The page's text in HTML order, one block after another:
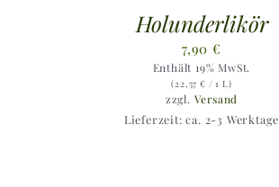
Holunderlikör
7,90€
Enthält 19% MwSt.
(22,57€ / 1 L)
zzgl. Versand
Lieferzeit: ca. 2-3 Werktage